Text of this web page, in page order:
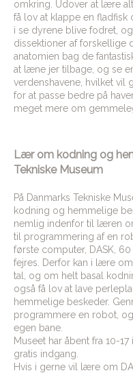
omkring. Udover at lære
få lov at klappe en fladfisk
i se dyrene blive fodret,
dissektioner af forskellige
anatomien bag de
at læne jer tilbage, og se
verdenshavene, hvilket vil
for at passe bedre på
meget mere om
Lær om kodning og
Tekniske Museum
På Danmarks Tekniske
kodning og hemmelige
nemlig indenfor til læren
til programmering af en
første computer, DASK,
fejres. Derfor kan i lære
tal, og om helt basal
også få lov at lave
hemmelige beskeder.
programmere en robot,
egen bane.
Museet har åbent fra 10-
gratis indgang.
Hvis i gerne vil lære om